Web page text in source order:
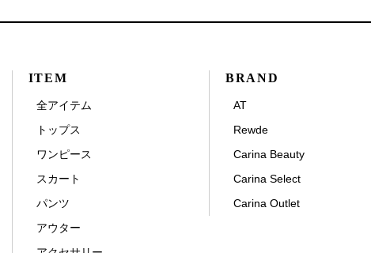
ITEM
全アイテム
トップス
ワンピース
スカート
パンツ
アウター
BRAND
AT
Rewde
Carina Beauty
Carina Select
Carina Outlet